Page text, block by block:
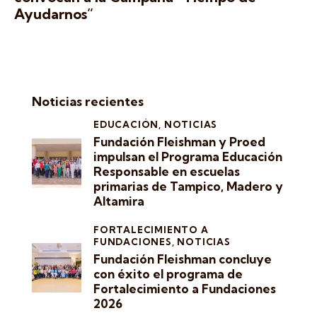
Ayudarnos”
Noticias recientes
EDUCACIÓN, NOTICIAS
Fundación Fleishman y Proed
impulsan el Programa Educación
Responsable en escuelas
primarias de Tampico, Madero y
Altamira
FORTALECIMIENTO A
FUNDACIONES, NOTICIAS
Fundación Fleishman concluye
con éxito el programa de
Fortalecimiento a Fundaciones
2026